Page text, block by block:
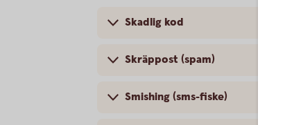
Skadlig kod
Skräppost (spam)
Smishing (sms-fiske)